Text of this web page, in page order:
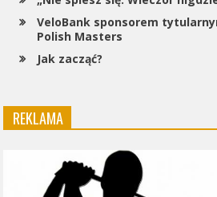
VeloBank sponsorem
Polish Masters
Jak zacząć?
REKLAMA
Odtwarzacz